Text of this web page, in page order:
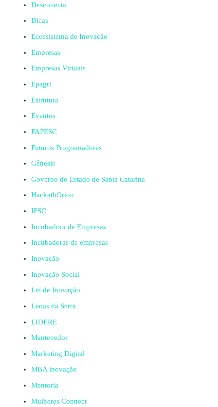
Desconecta
Dicas
Ecossistema de Inovação
Empresas
Empresas Virtuais
Epagri
Estrutura
Eventos
FAPESC
Futuros Programadores
Gênesis
Governo do Estado de Santa Catarina
HackathOrion
IFSC
Incubadora de Empresas
Incubadoras de empresas
Inovação
Inovação Social
Lei de Inovação
Leoas da Serra
LIDERE
Mantenedor
Marketing Digital
MBA inovação
Mentoria
Mulheres Connect